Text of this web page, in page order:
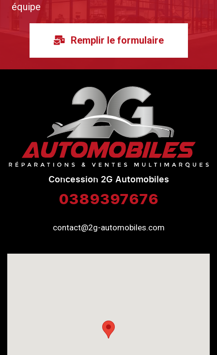
équipe
Remplir le formulaire
Concession 2G Automobiles
0389397676
contact@2g-automobiles.com